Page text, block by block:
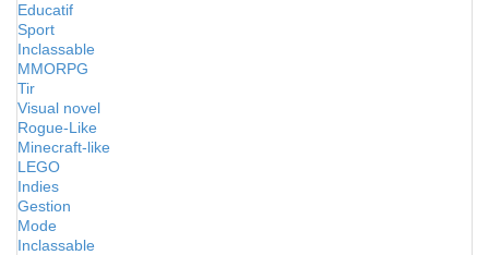
Educatif
Sport
Inclassable
MMORPG
Tir
Visual novel
Rogue-Like
Minecraft-like
LEGO
Indies
Gestion
Mode
Inclassable